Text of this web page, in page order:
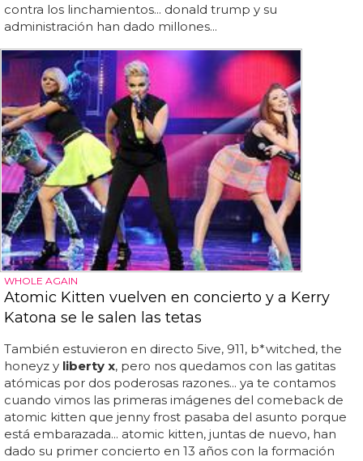
contra los linchamientos... donald trump y su
administración han dado millones...
WHOLE AGAIN
Atomic Kitten vuelven en concierto y a Kerry
Katona se le salen las tetas
También estuvieron en directo 5ive, 911, b*witched, the
honeyz y liberty x, pero nos quedamos con las gatitas
atómicas por dos poderosas razones... ya te contamos
cuando vimos las primeras imágenes del comeback de
atomic kitten que jenny frost pasaba del asunto porque
está embarazada... atomic kitten, juntas de nuevo, han
dado su primer concierto en 13 años con la formación